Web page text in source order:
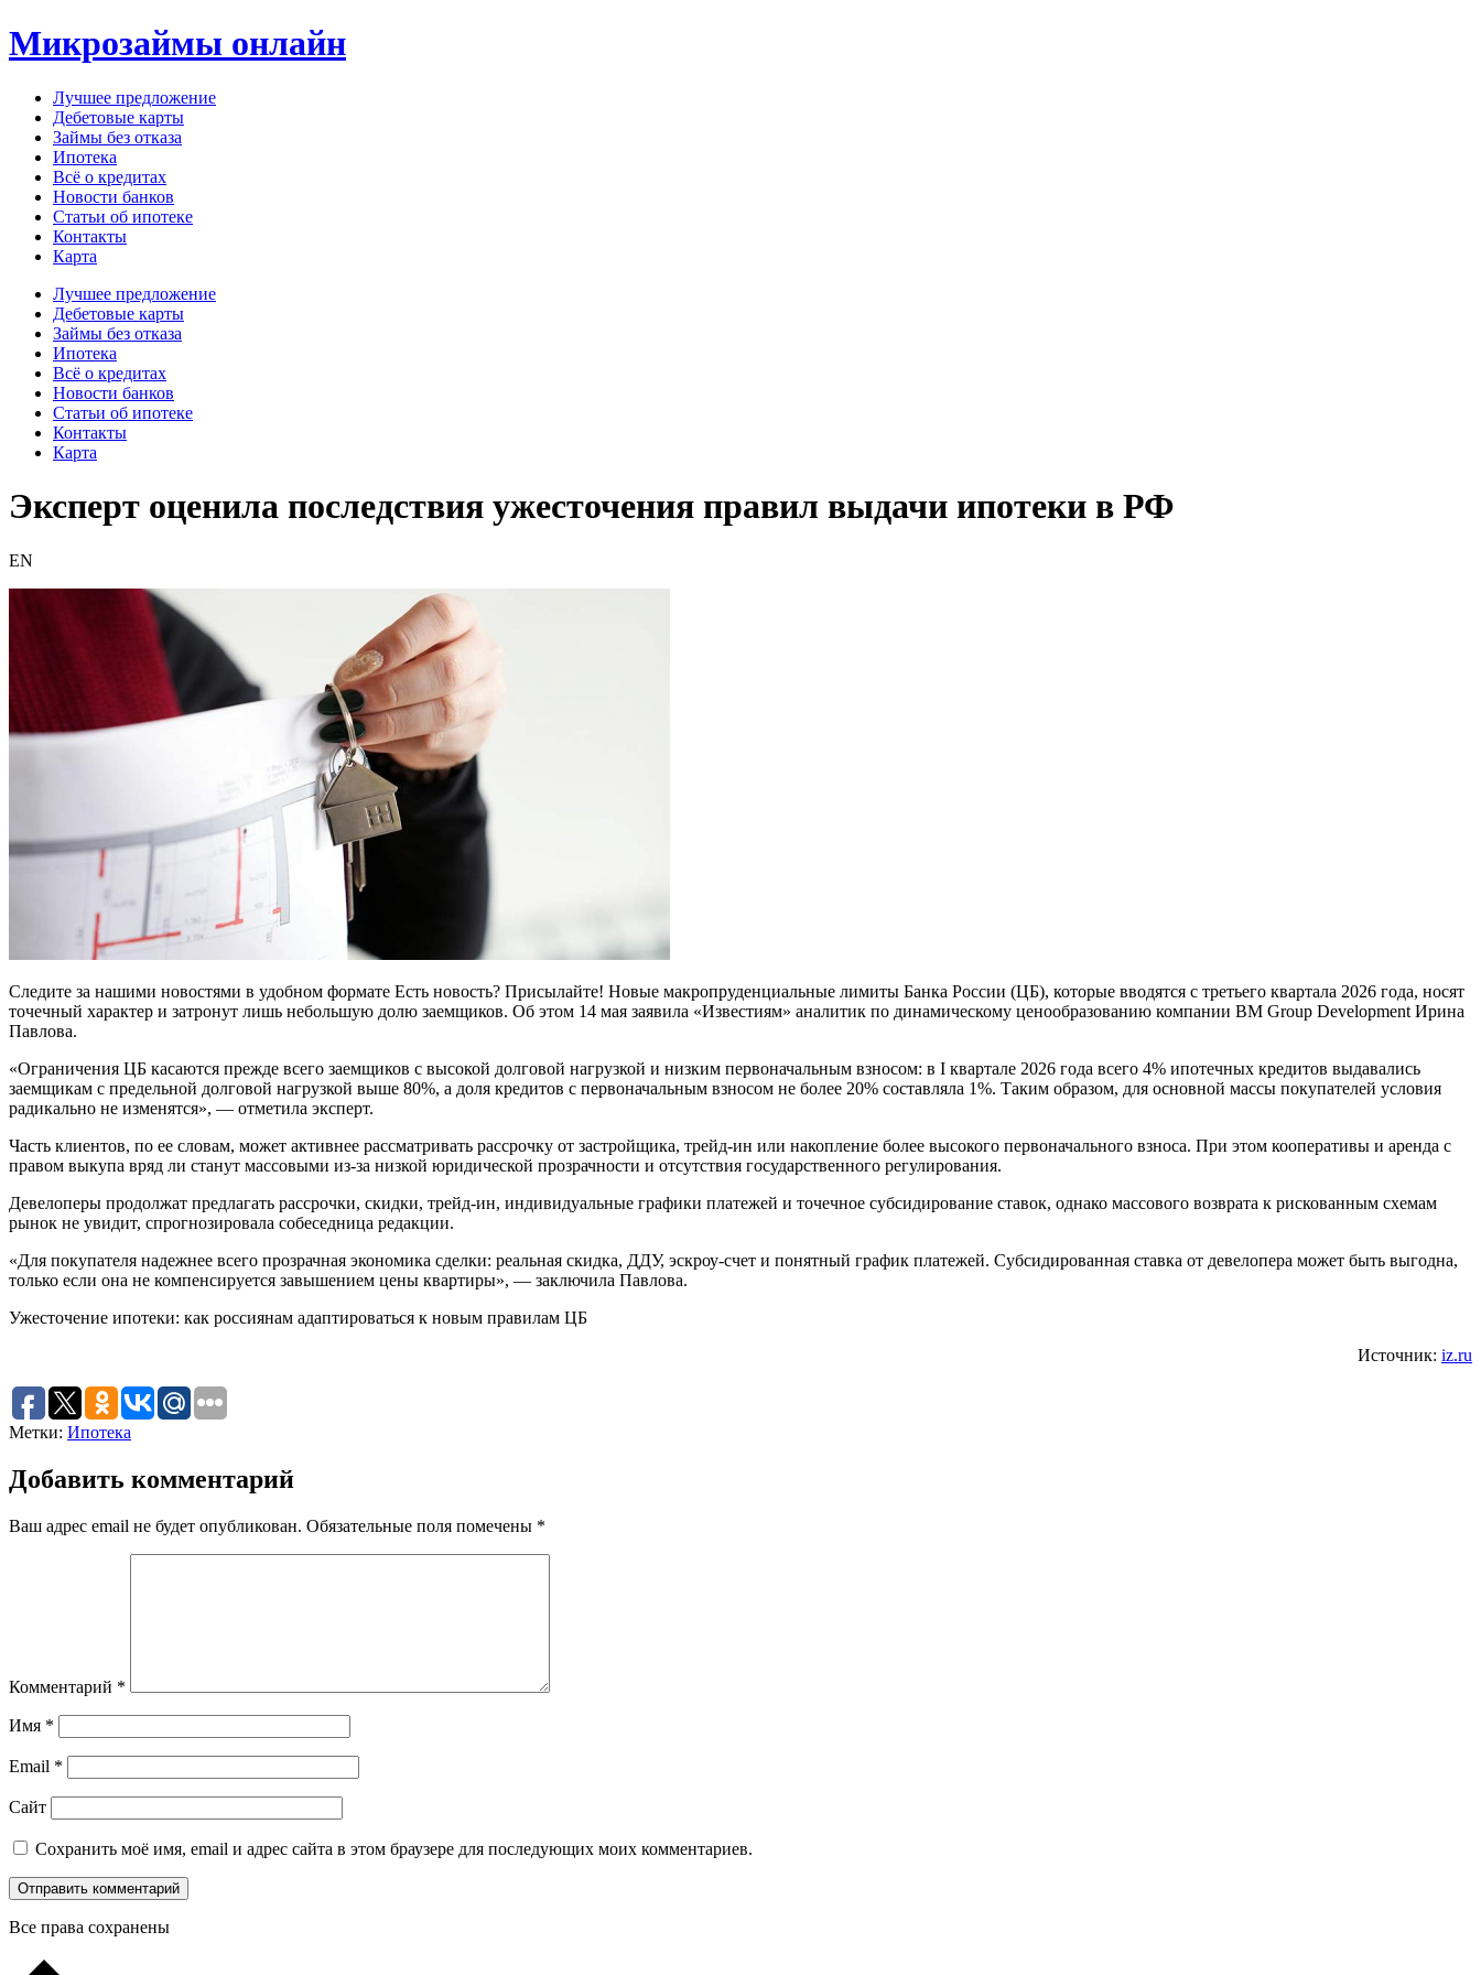
Перейти
к
Микрозаймы онлайн
Лучшее предложение
Дебетовые карты
Займы без отказа
Ипотека
Всё о кредитах
Новости банков
Статьи об ипотеке
Контакты
Карта
Меню Лучшее предложение
Дебетовые карты
Займы без отказа
Ипотека
Всё о кредитах
Новости банков
Статьи об ипотеке
Контакты
Карта
Эксперт оценила последствия ужесточения правил выдачи ипотеки в РФ
EN
Следите за нашими новостями в удобном формате Есть новость? Присылайте! Новые макропруденциальные лимиты Банка России (ЦБ), которые вводятся с третьего квартала 2026 года, носят
точечный характер и затронут лишь небольшую долю заемщиков. Об этом 14 мая заявила «Известиям» аналитик по динамическому ценообразованию компании BM Group Development Ирина
Павлова.
«Ограничения ЦБ касаются прежде всего заемщиков с высокой долговой нагрузкой и низким первоначальным взносом: в I квартале 2026 года всего 4% ипотечных кредитов выдавались
заемщикам с предельной долговой нагрузкой выше 80%, а доля кредитов с первоначальным взносом не более 20% составляла 1%. Таким образом, для основной массы покупателей условия
радикально не изменятся», — отметила эксперт.
Часть клиентов, по ее словам, может активнее рассматривать рассрочку от застройщика, трейд-ин или накопление более высокого первоначального взноса. При этом кооперативы и аренда с
правом выкупа вряд ли станут массовыми из-за низкой юридической прозрачности и отсутствия государственного регулирования.
Девелоперы продолжат предлагать рассрочки, скидки, трейд-ин, индивидуальные графики платежей и точечное субсидирование ставок, однако массового возврата к рискованным схемам
рынок не увидит, спрогнозировала собеседница редакции.
«Для покупателя надежнее всего прозрачная экономика сделки: реальная скидка, ДДУ, эскроу-счет и понятный график платежей. Субсидированная ставка от девелопера может быть выгодна,
только если она не компенсируется завышением цены квартиры», — заключила Павлова.
Ужесточение ипотеки: как россиянам адаптироваться к новым правилам ЦБ
Источник: iz.ru
Метки: Ипотека
Добавить комментарий
Ваш адрес email не будет опубликован. Обязательные поля помечены *
Комментарий *
Имя *
Email *
Сайт
Сохранить моё имя, email и адрес сайта в этом браузере для последующих моих комментариев.
Все права сохранены